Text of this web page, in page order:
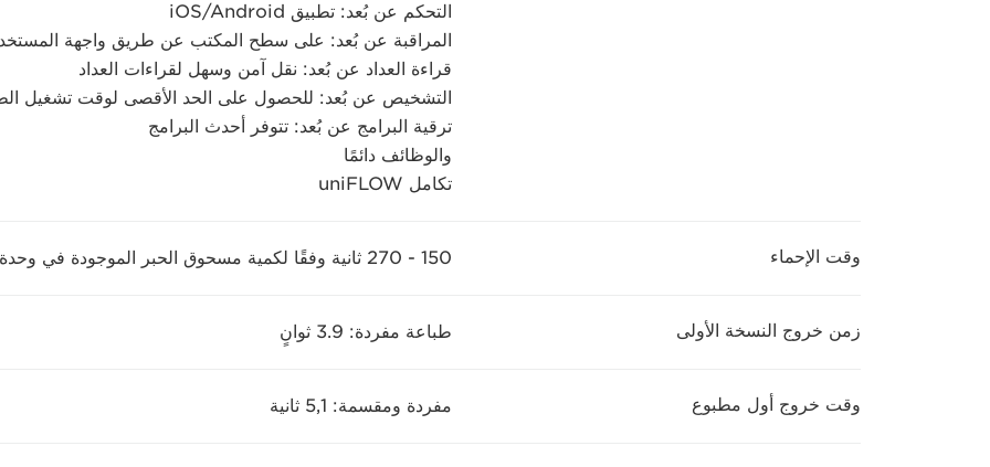
التحكم عن بُعد: تطبيق iOS/Android
المراقبة عن بُعد: على سطح المكتب عن طريق واجهة
قراءة العداد عن بُعد: نقل آمن وسهل لقراءات العداد
التشخيص عن بُعد: للحصول على الحد الأقصى لوقت تشغيل
ترقية البرامج عن بُعد: تتوفر أحدث البرامج
والوظائف دائمًا
تكامل uniFLOW
وقت الإحماء 150 - 270 ثانية وفقًا لكمية مسحوق الحبر الموجودة في وحدة التنظيف
زمن خروج النسخة الأولى طباعة مفردة: 3.9 ثوانٍ
وقت خروج أول مطبوع مفردة ومقسمة: 5,1 ثانية